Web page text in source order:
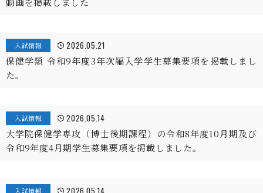
入試情報 2026.05.21
保健学類 令和9年度3年次編入学学生募集要項を掲載しまし
た。
入試情報 2026.05.14
大学院保健学専攻（博士後期課程）の令和8年度10月期及び
令和9年度4月期学生募集要項を掲載しました。
入試情報